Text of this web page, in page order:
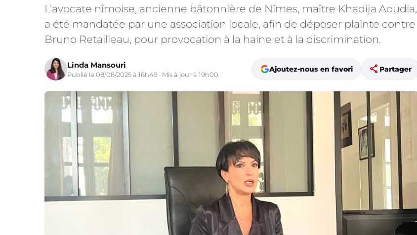
L’avocate nîmoise, ancienne bâtonnière de Nîmes, maître Khadija Aoudia,
a été mandatée par une association locale, afin de déposer plainte contre
Bruno Retailleau, pour provocation à la haine et à la discrimination.
Linda Mansouri
Publié le 08/08/2025 à 16h49 · Mis à jour à 19h00
Ajoutez-nous en favori share Partager